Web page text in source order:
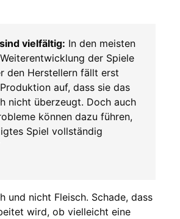
vielfältig: In den meisten
der Spiele
den Herstellern fällt erst
auf, dass sie das
nicht überzeugt. Doch auch
können dazu führen,
Spiel vollständig
und nicht Fleisch. Schade, dass
wird, ob vielleicht eine